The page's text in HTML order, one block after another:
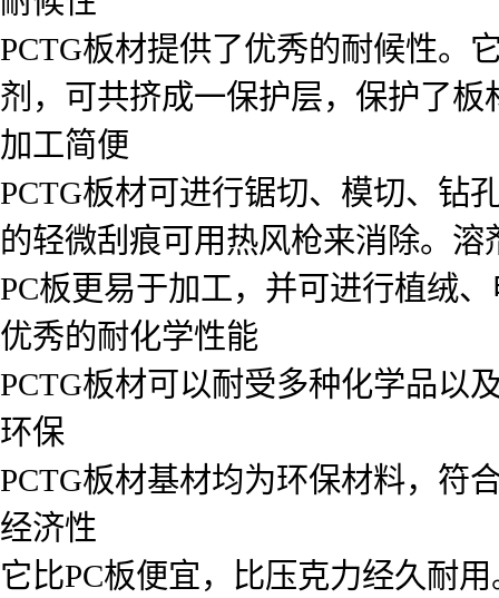
PCTG板材提供了优秀的耐候性。
剂，可共挤成一保护层，保护了
加工简便
PCTG板材可进行锯切、模切、钻
的轻微刮痕可用热风枪来消除。
PC板更易于加工，并可进行植绒
优秀的耐化学性能
PCTG板材可以耐受多种化学品以
环保
PCTG板材基材均为环保材料，符
经济性
它比PC板便宜，比压克力经久耐用